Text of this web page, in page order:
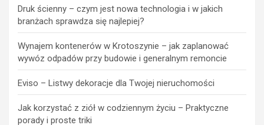
Druk ścienny – czym jest nowa technologia i w jakich
branżach sprawdza się najlepiej?
Wynajem kontenerów w Krotoszynie – jak zaplanować
wywóz odpadów przy budowie i generalnym remoncie
Eviso – Listwy dekoracje dla Twojej nieruchomości
Jak korzystać z ziół w codziennym życiu – Praktyczne
porady i proste triki